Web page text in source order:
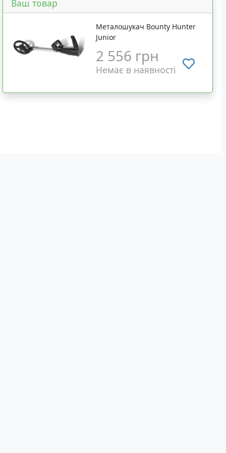
Ваш товар
Металошукач Bounty Hunter
Junior
2 556 грн
Немає в наявності